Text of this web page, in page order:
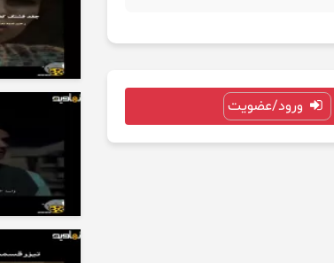
ورود/عضویت